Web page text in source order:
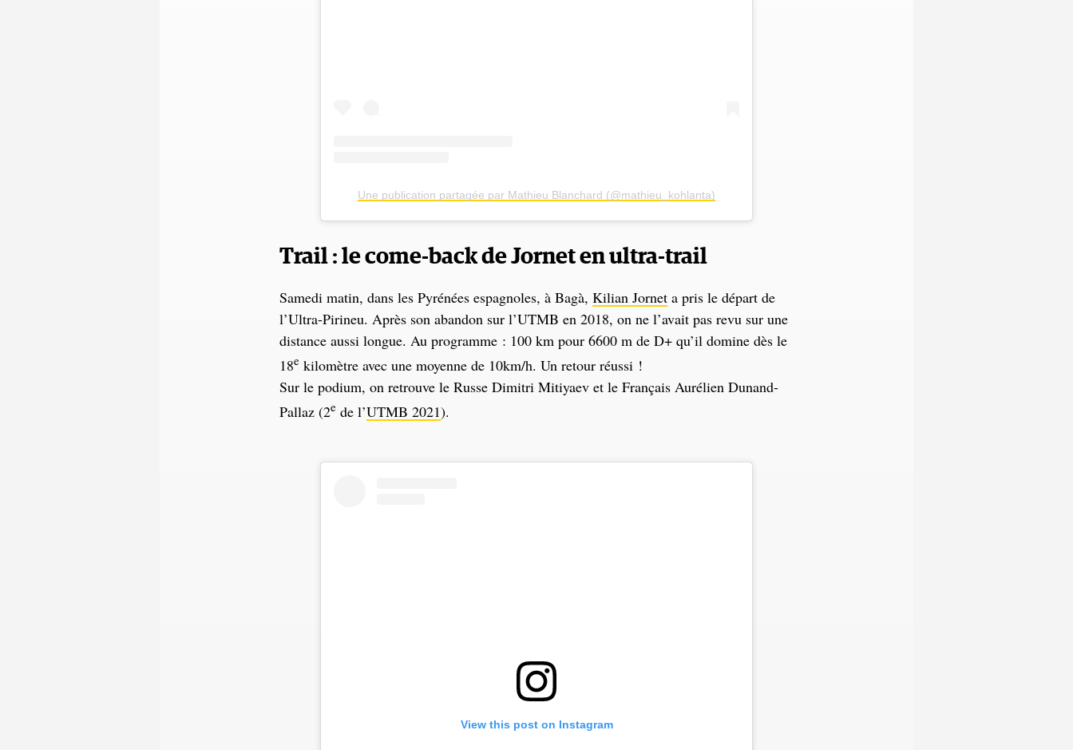
Une publication partagée par Mathieu Blanchard (@mathieu_kohlanta)
Trail : le come-back de Jornet en ultra-trail
Samedi matin, dans les Pyrénées espagnoles, à Bagà, Kilian Jornet a pris le départ de
l’Ultra-Pirineu. Après son abandon sur l’UTMB en 2018, on ne l’avait pas revu sur une
distance aussi longue. Au programme : 100 km pour 6600 m de D+ qu’il domine dès le
18e kilomètre avec une moyenne de 10km/h. Un retour réussi !
Sur le podium, on retrouve le Russe Dimitri Mitiyaev et le Français Aurélien Dunand-
Pallaz (2e de l’UTMB 2021).
View this post on Instagram